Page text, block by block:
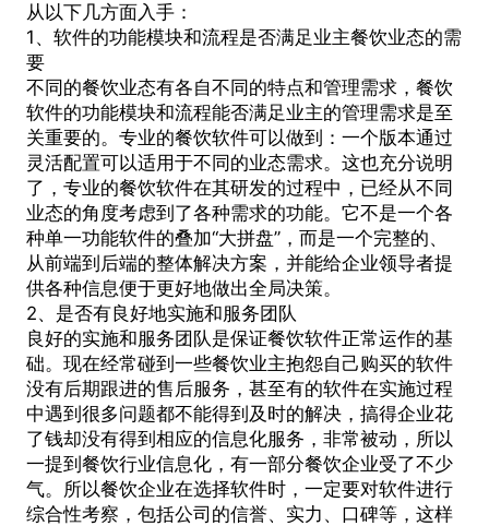
从以下几方面入手：
1、软件的功能模块和流程是否满足业主餐饮业态的需
要
不同的餐饮业态有各自不同的特点和管理需求，餐饮
软件的功能模块和流程能否满足业主的管理需求是至
关重要的。专业的餐饮软件可以做到：一个版本通过
灵活配置可以适用于不同的业态需求。这也充分说明
了，专业的餐饮软件在其研发的过程中，已经从不同
业态的角度考虑到了各种需求的功能。它不是一个各
种单一功能软件的叠加“大拼盘”，而是一个完整的、
从前端到后端的整体解决方案，并能给企业领导者提
供各种信息便于更好地做出全局决策。
2、是否有良好地实施和服务团队
良好的实施和服务团队是保证餐饮软件正常运作的基
础。现在经常碰到一些餐饮业主抱怨自己购买的软件
没有后期跟进的售后服务，甚至有的软件在实施过程
中遇到很多问题都不能得到及时的解决，搞得企业花
了钱却没有得到相应的信息化服务，非常被动，所以
一提到餐饮行业信息化，有一部分餐饮企业受了不少
气。所以餐饮企业在选择软件时，一定要对软件进行
综合性考察，包括公司的信誉、实力、口碑等，这样